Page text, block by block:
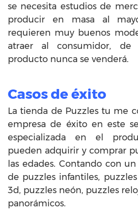
se necesita estudios de
producir en masa al
requieren muy buenos
atraer al consumidor, de
producto nunca se venderá.
Casos de éxito
La tienda de Puzzles tu me
empresa de éxito en este
especializada en el
pueden adquirir y comprar
las edades. Contando con
de puzzles infantiles,
3d, puzzles neón, puzzles
panorámicos.